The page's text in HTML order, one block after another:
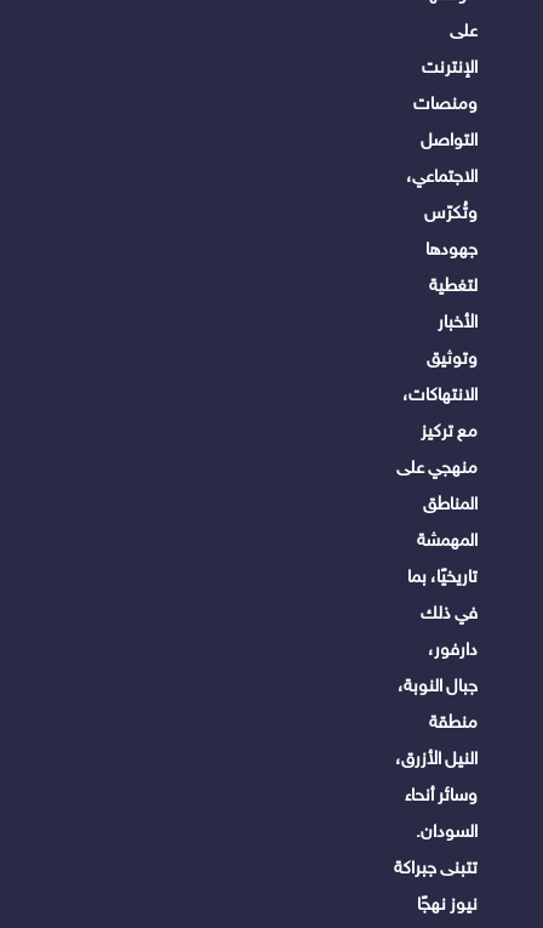
على
الإنترنت
ومنصات
التواصل
الاجتماعي،
وتُكرّس
جهودها
لتغطية
الأخبار
وتوثيق
الانتهاكات،
مع تركيز
منهجي على
المناطق
المهمشة
تاريخيًا، بما
في ذلك
دارفور،
جبال النوبة،
منطقة
النيل الأزرق،
وسائر أنحاء
السودان.
تتبنى جبراكة
نيوز نهجًا